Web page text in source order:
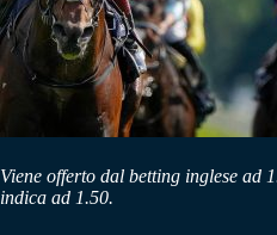
Viene offerto dal betting inglese ad
indica ad 1.50.